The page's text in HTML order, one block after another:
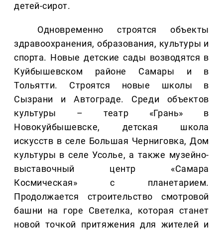
детей-сирот.
Одновременно строятся объекты
здравоохранения, образования, культуры и
спорта. Новые детские сады возводятся в
Куйбышевском районе Самары и в
Тольятти. Строятся новые школы в
Сызрани и Автограде. Среди объектов
культуры – театр «Грань» в
Новокуйбышевске, детская школа
искусств в селе Большая Черниговка, Дом
культуры в селе Усолье, а также музейно-
выставочный центр «Самара
Космическая» с планетарием.
Продолжается строительство смотровой
башни на горе Светелка, которая станет
новой точкой притяжения для жителей и